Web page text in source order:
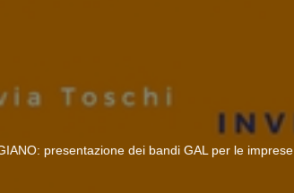
presentazione dei bandi GAL per le imprese